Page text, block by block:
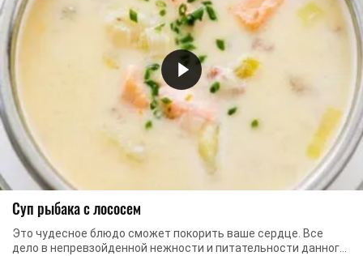
Суп рыбака с лососем
Это чудесное блюдо сможет покорить ваше сердце. Все
дело в непревзойденной нежности и питательности данного